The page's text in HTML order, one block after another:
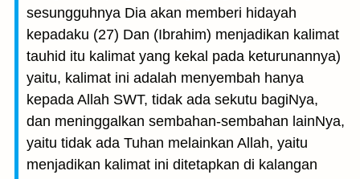
sesungguhnya Dia akan memberi hidayah
kepadaku (27) Dan (Ibrahim) menjadikan kalimat
tauhid itu kalimat yang kekal pada keturunannya)
yaitu, kalimat ini adalah menyembah hanya
kepada Allah SWT, tidak ada sekutu bagiNya,
dan meninggalkan sembahan-sembahan lainNya,
yaitu tidak ada Tuhan melainkan Allah, yaitu
menjadikan kalimat ini ditetapkan di kalangan